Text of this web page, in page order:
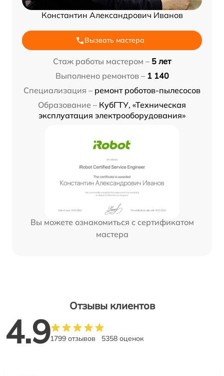
Константин Александрович Иванов
Вызвать мастера
Стаж работы мастером – 5 лет
Выполнено ремонтов – 1 140
Специализация – ремонт роботов-пылесосов
Образование – КубГТУ, «Техническая
эксплуатация электрооборудования»
Вы можете ознакомиться с сертификатом
мастера
Отзывы клиентов
4.91799 отзывов 5358 оценок